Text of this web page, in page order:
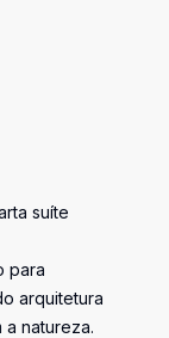
suíte
para
arquitetura
natureza.